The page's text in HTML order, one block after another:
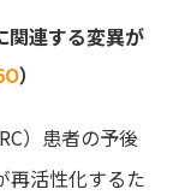
関連する変異が
）
）患者の予後
再活性化するた